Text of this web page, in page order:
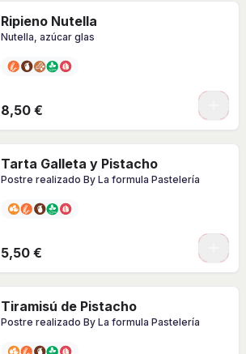
Ripieno Nutella
Nutella, azúcar glas
8,50 €
Tarta Galleta y Pistacho
Postre realizado By La formula Pastelería
5,50 €
Tiramisú de Pistacho
Postre realizado By La formula Pastelería